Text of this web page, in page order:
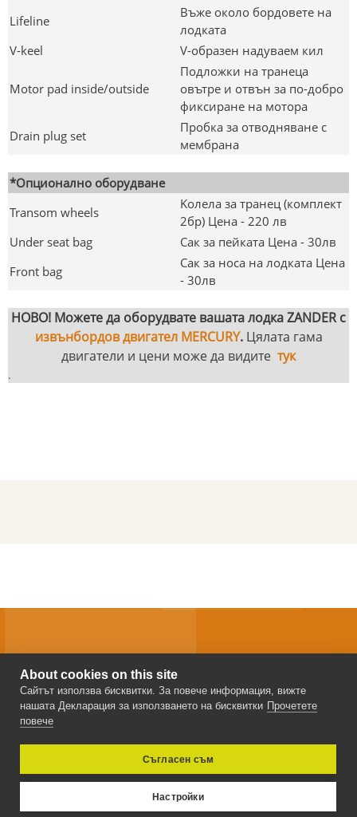
Lifeline
Въже около бордовете на
лодката
V-keel
V-образен надуваем кил
Motor pad inside/outside
Подложки на транеца
овътре и отвън за по-добро
фиксиране на мотора
Drain plug set
Пробка за отводняване с
мембрана
*Опционално оборудване
Transom wheels
Kолела за транец (комплект
2бр) Цена - 220 лв
Under seat bag
Сак за пейката Цена - 30лв
Front bag
Сак за носа на лодката Цена
- 30лв
НОВО! Можете да оборудвате вашата лодка ZANDER с
извънбордов двигател MERCURY. Цялата гама
двигатели и цени може да видите тук
.
2008 ФЛЕКС Електроникс ЕООД
защита на личните данни
About cookies on this site
Сайтът използва бисквитки. За повече информация, вижте
нашата Декларация за използването на бисквитки Прочетете
повече
Съгласен съм
Настройки